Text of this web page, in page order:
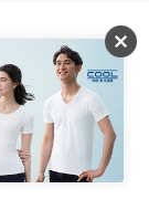
2026.2.1